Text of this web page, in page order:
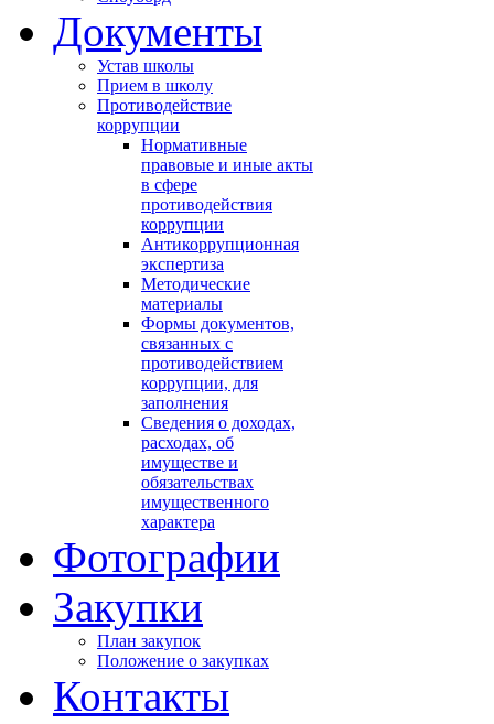
Документы
Устав школы
Прием в школу
Противодействие
коррупции
Нормативные
правовые и иные акты
в сфере
противодействия
коррупции
Антикоррупционная
экспертиза
Методические
материалы
Формы документов,
связанных с
противодействием
коррупции, для
заполнения
Сведения о доходах,
расходах, об
имуществе и
обязательствах
имущественного
характера
Фотографии
Закупки
План закупок
Положение о закупках
Контакты